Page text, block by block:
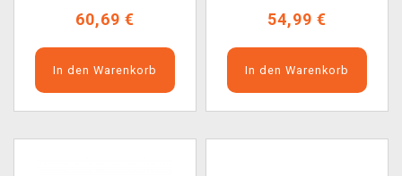
60,69 €
In den Warenkorb
54,99 €
In den Warenkorb